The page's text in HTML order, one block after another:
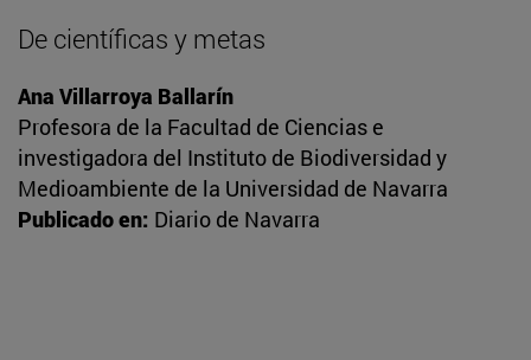
De científicas y metas
Ana Villarroya Ballarín
Profesora de la Facultad de Ciencias e
investigadora del Instituto de Biodiversidad y
Medioambiente de la Universidad de Navarra
Publicado en: Diario de Navarra